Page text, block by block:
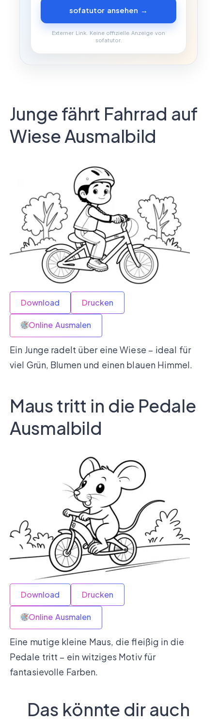
sofatutor ansehen →
Externer Link. Keine offizielle Anzeige von
sofatutor.
Junge fährt Fahrrad auf
Wiese Ausmalbild
Download Drucken
Online Ausmalen
Ein Junge radelt über eine Wiese – ideal für
viel Grün, Blumen und einen blauen Himmel.
Maus tritt in die Pedale
Ausmalbild
Download Drucken
Online Ausmalen
Eine mutige kleine Maus, die fleißig in die
Pedale tritt – ein witziges Motiv für
fantasievolle Farben.
Das könnte dir auch